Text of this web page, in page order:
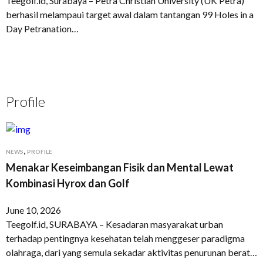
berhasil melampaui target awal dalam tantangan 99 Holes in a
Day Petranation…
Profile
NEWS, PROFILE
Menakar Keseimbangan Fisik dan Mental Lewat
Kombinasi Hyrox dan Golf
June 10, 2026
Teegolf.id, SURABAYA – Kesadaran masyarakat urban
terhadap pentingnya kesehatan telah menggeser paradigma
olahraga, dari yang semula sekadar aktivitas penurunan berat…